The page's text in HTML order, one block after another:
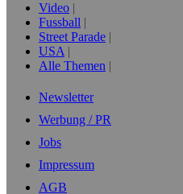
Video
Fussball
Street Parade
USA
Alle Themen
Newsletter
Werbung / PR
Jobs
Impressum
AGB